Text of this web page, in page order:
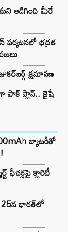
అడిగింది మీరే
పర్యటనలో భద్రత
క్షమాపణ
పాక్ ప్లాన్.. జైషే
బ్యాటరీతో
ఫీచర్లపై క్లారిటీ
25న భారత్‌లో